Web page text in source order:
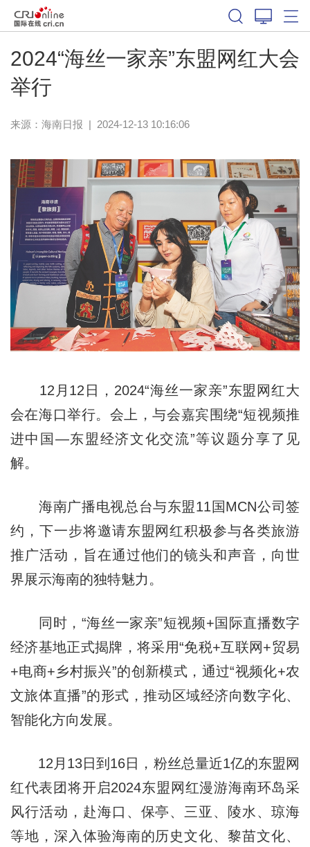
2024“海丝一家亲”东盟网红大会
举行
来源： 海南日报 | 2024-12-13 10:16:06
12月12日，2024“海丝一家亲”东盟网红大
会在海口举行。会上，与会嘉宾围绕“短视频推
进中国—东盟经济文化交流”等议题分享了见
解。
海南广播电视总台与东盟11国MCN公司签
约，下一步将邀请东盟网红积极参与各类旅游
推广活动，旨在通过他们的镜头和声音，向世
界展示海南的独特魅力。
同时，“海丝一家亲”短视频+国际直播数字
经济基地正式揭牌，将采用“免税+互联网+贸易
+电商+乡村振兴”的创新模式，通过“视频化+农
文旅体直播”的形式，推动区域经济向数字化、
智能化方向发展。
12月13日到16日，粉丝总量近1亿的东盟网
红代表团将开启2024东盟网红漫游海南环岛采
风行活动，赴海口、保亭、三亚、陵水、琼海
等地，深入体验海南的历史文化、黎苗文化、